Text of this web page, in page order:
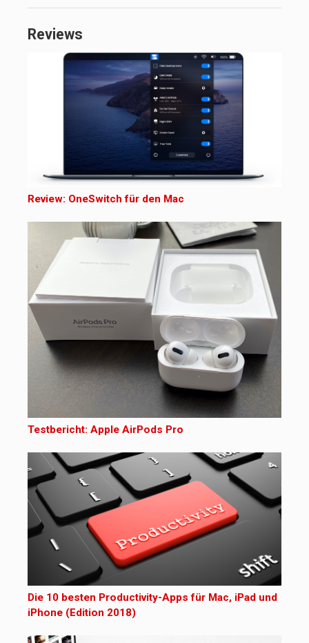
Reviews
Review: OneSwitch für den Mac
Testbericht: Apple AirPods Pro
Die 10 besten Productivity-Apps für Mac, iPad und
iPhone (Edition 2018)